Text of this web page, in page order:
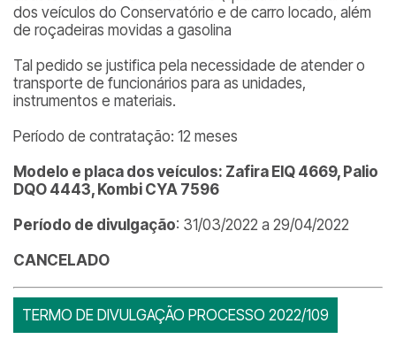
dos veículos do Conservatório e de carro locado, além
de roçadeiras movidas a gasolina
Tal pedido se justifica pela necessidade de atender o
transporte de funcionários para as unidades,
instrumentos e materiais.
Período de contratação: 12 meses
Modelo e placa dos veículos: Zafira EIQ 4669, Palio
DQO 4443, Kombi CYA 7596
Período de divulgação: 31/03/2022 a 29/04/2022
CANCELADO
TERMO DE DIVULGAÇÃO PROCESSO 2022/109